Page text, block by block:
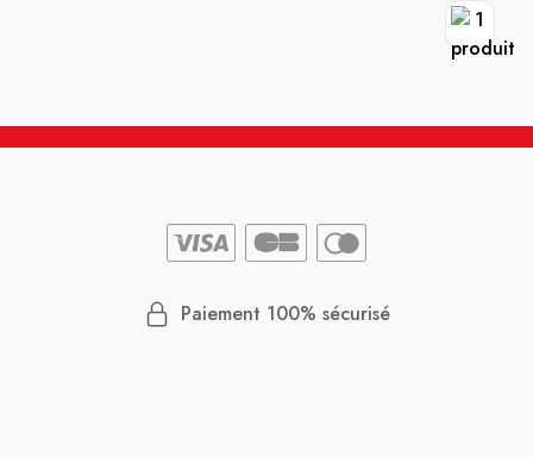
Paiement 100% sécurisé